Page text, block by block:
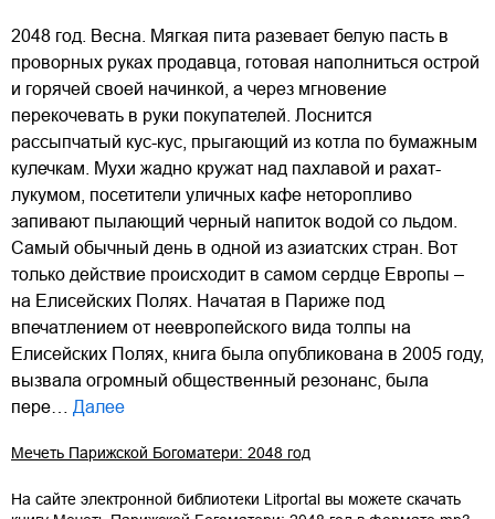
2048 год. Весна. Мягкая пита разевает белую пасть в
проворных руках продавца, готовая наполниться острой
и горячей своей начинкой, а через мгновение
перекочевать в руки покупателей. Лоснится
рассыпчатый кус-кус, прыгающий из котла по бумажным
кулечкам. Мухи жадно кружат над пахлавой и рахат-
лукумом, посетители уличных кафе неторопливо
запивают пылающий черный напиток водой со льдом.
Самый обычный день в одной из азиатских стран. Вот
только действие происходит в самом сердце Европы –
на Елисейских Полях. Начатая в Париже под
впечатлением от неевропейского вида толпы на
Елисейских Полях, книга была опубликована в 2005 году,
вызвала огромный общественный резонанс, была
пере…
Далее
Мечеть Парижской Богоматери: 2048 год
На сайте электронной библиотеки Litportal вы можете скачать